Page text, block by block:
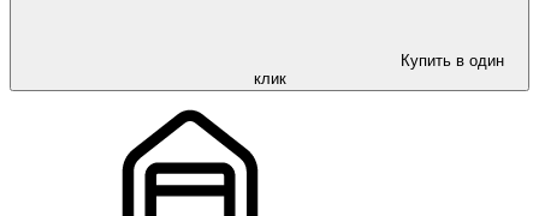
Купить в один
клик